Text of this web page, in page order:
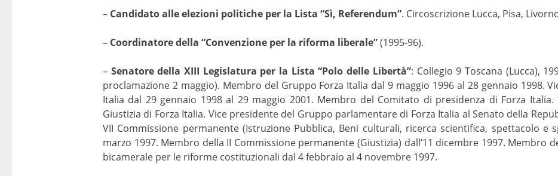
– Candidato alle elezioni politiche per la Lista “Sì, Referendum”. Circoscrizione Lucca, Pisa,
– Coordinatore della “Convenzione per la riforma liberale”(1995-96).
– Senatore della XIII Legislatura per la Lista “Polo delle Libertà”: Collegio 9 Toscana (Lucca),
proclamazione 2 maggio). Membro del Gruppo Forza Italia dal 9 maggio 1996 al 28 gennaio 1998.
Italia dal 29 gennaio 1998 al 29 maggio 2001. Membro del Comitato di presidenza di Forza
Giustizia di Forza Italia. Vice presidente del Gruppo parlamentare di Forza Italia al Senato della
VII Commissione permanente (Istruzione Pubblica, Beni culturali, ricerca scientifica, spettacolo e
marzo 1997. Membro della II Commissione permanente (Giustizia) dall’11 dicembre 1997. Membro
bicamerale per le riforme costituzionali dal 4 febbraio al 4 novembre 1997.